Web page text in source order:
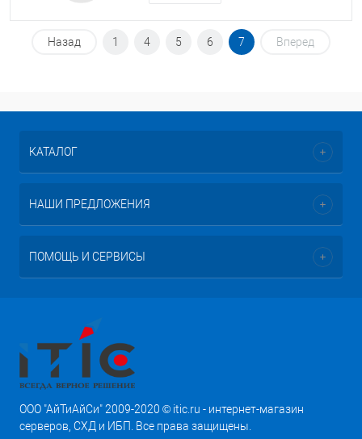
Назад 1 4 5 6 7 Вперед
КАТАЛОГ
НАШИ ПРЕДЛОЖЕНИЯ
ПОМОЩЬ И СЕРВИСЫ
ООО "АйТиАйСи" 2009-2020 © itic.ru - интернет-магазин
серверов, СХД и ИБП. Все права защищены.